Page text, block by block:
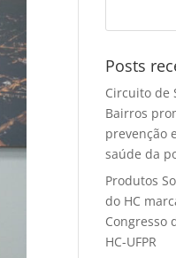
Posts
Circuito de
Bairros
prevenção
saúde da
Produtos
do HC
Congresso
HC-UFPR